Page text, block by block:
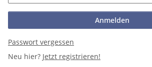
Anmelden
Passwort vergessen
Neu hier? Jetzt registrieren!